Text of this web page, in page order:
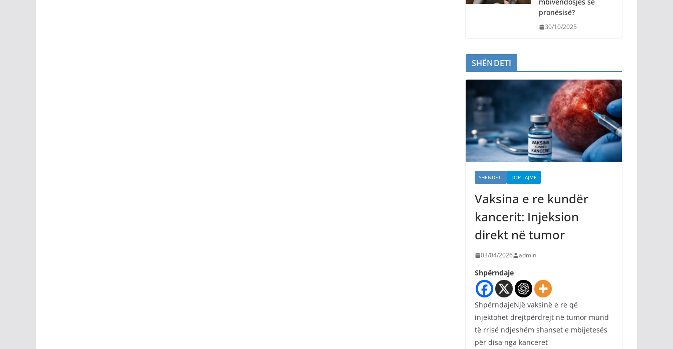
pronësisë?
30/10/2025
SHËNDETI
SHËNDETI TOP LAJME
Vaksina e re kundër
kancerit: Injeksion
direkt në tumor
03/04/2026 admin
Shpërndaje
ShpërndajeNjë vaksinë e re që
injektohet drejtpërdrejt në tumor mund
të rrisë ndjeshëm shanset e mbijetesës
për disa nga kanceret